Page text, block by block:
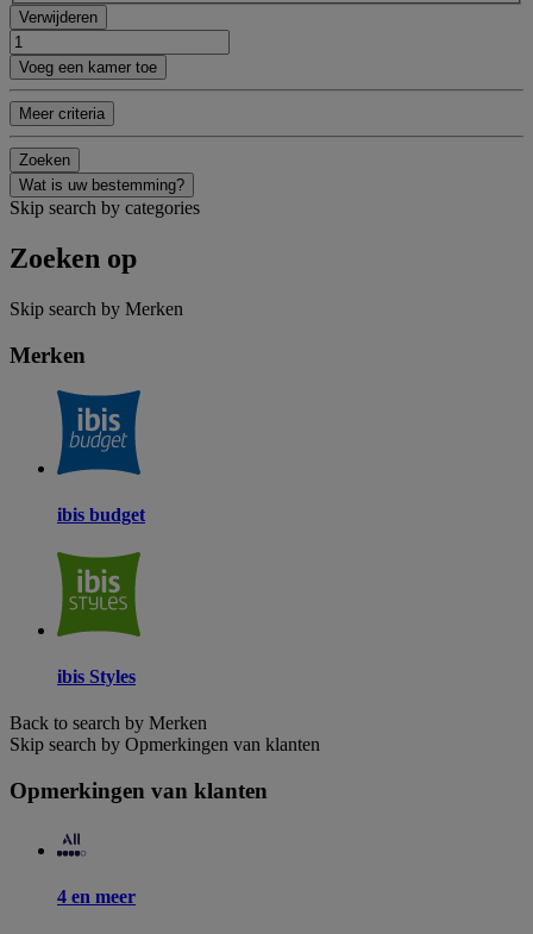
Verwijderen
Voeg een kamer toe
Meer criteria
Zoeken
Wat is uw bestemming?
Skip search by categories
Zoeken op
Skip search by Merken
Merken
ibis budget
ibis Styles
Back to search by Merken
Skip search by Opmerkingen van klanten
Opmerkingen van klanten
4 en meer